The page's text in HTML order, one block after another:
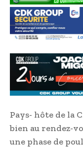
Pays- hôte de la
bien au rendez-
une phase de